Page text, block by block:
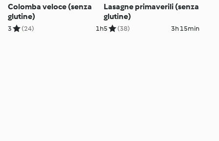
Colomba veloce (senza
glutine)
3 (24) 1h
Lasagne primaverili (senza
glutine)
5 (38) 3h 15min